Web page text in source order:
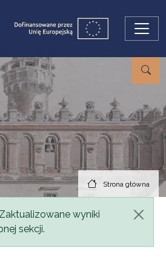
Strona główna
wyniki
sekcji.